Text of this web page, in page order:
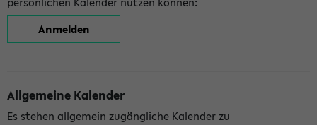
Anmelden
Allgemeine Kalender
Es stehen allgemein zugängliche Kalender zu